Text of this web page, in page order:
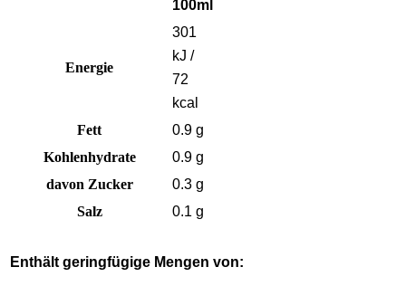
100ml
Energie
301
kJ /
72
kcal
Fett
0.9 g
Kohlenhydrate
0.9 g
davon Zucker
0.3 g
Salz
0.1 g
Enthält geringfügige Mengen von: